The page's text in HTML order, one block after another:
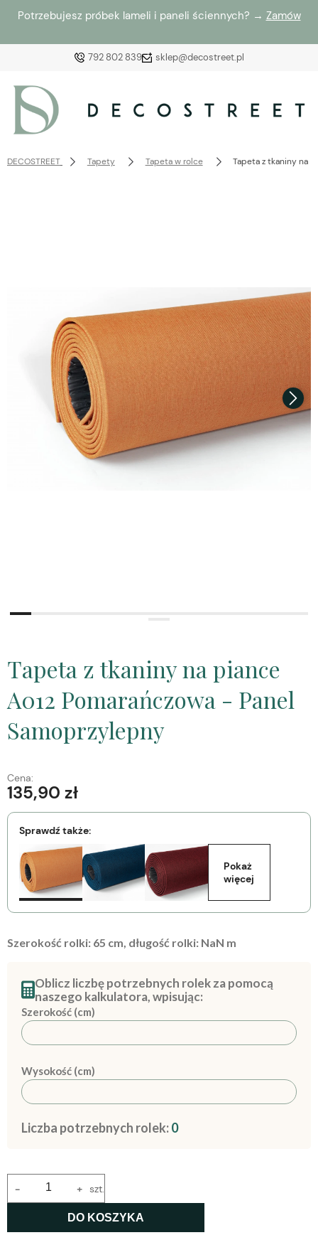
Potrzebujesz próbek lameli i paneli ściennych? → Zamów
792 802 839 sklep@decostreet.pl
DECOSTREET Tapety Tapeta w rolce Tapeta z tkaniny na
Tapeta z tkaniny na piance
A012 Pomarańczowa - Panel
Samoprzylepny
Cena:
135,90 zł
Sprawdź także:
Pokaż
więcej
Szerokość rolki: 65 cm, długość rolki: NaN m
Oblicz liczbę potrzebnych rolek za pomocą
naszego kalkulatora, wpisując:
Szerokość (cm)
Wysokość (cm)
Liczba potrzebnych rolek:0
+
- szt.
DO KOSZYKA